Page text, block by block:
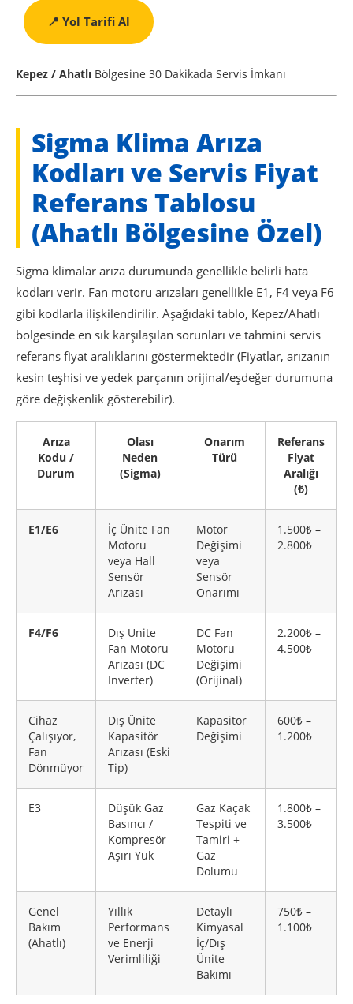
📍 Yol Tarifi Al
Kepez / Ahatlı Bölgesine 30 Dakikada Servis İmkanı
Sigma Klima Arıza
Kodları ve Servis Fiyat
Referans Tablosu
(Ahatlı Bölgesine Özel)
Sigma klimalar arıza durumunda genellikle belirli hata
kodları verir. Fan motoru arızaları genellikle E1, F4 veya F6
gibi kodlarla ilişkilendirilir. Aşağıdaki tablo, Kepez/Ahatlı
bölgesinde en sık karşılaşılan sorunları ve tahmini servis
referans fiyat aralıklarını göstermektedir (Fiyatlar, arızanın
kesin teşhisi ve yedek parçanın orijinal/eşdeğer durumuna
göre değişkenlik gösterebilir).
Arıza
Kodu /
Durum
Olası
Neden
(Sigma)
Onarım
Türü
Referans
Fiyat
Aralığı
(₺)
E1/E6
İç Ünite Fan
Motoru
veya Hall
Sensör
Arızası
Motor
Değişimi
veya
Sensör
Onarımı
1.500₺ –
2.800₺
F4/F6
Dış Ünite
Fan Motoru
Arızası (DC
Inverter)
DC Fan
Motoru
Değişimi
(Orijinal)
2.200₺ –
4.500₺
Cihaz
Çalışıyor,
Fan
Dönmüyor
Dış Ünite
Kapasitör
Arızası (Eski
Tip)
Kapasitör
Değişimi
600₺ –
1.200₺
E3
Düşük Gaz
Basıncı /
Kompresör
Aşırı Yük
Gaz Kaçak
Tespiti ve
Tamiri +
Gaz
Dolumu
1.800₺ –
3.500₺
Genel
Bakım
(Ahatlı)
Yıllık
Performans
ve Enerji
Verimliliği
Detaylı
Kimyasal
İç/Dış
Ünite
Bakımı
750₺ –
1.100₺